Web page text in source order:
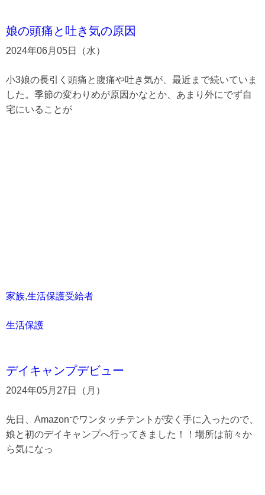
娘の頭痛と吐き気の原因
2024年06月05日（水）
小3娘の長引く頭痛と腹痛や吐き気が、最近まで続いていま
した。季節の変わりめが原因かなとか、あまり外にでず自
宅にいることが
家族,生活保護受給者
生活保護
デイキャンプデビュー
2024年05月27日（月）
先日、Amazonでワンタッチテントが安く手に入ったので、
娘と初のデイキャンプへ行ってきました！！場所は前々か
ら気になっ